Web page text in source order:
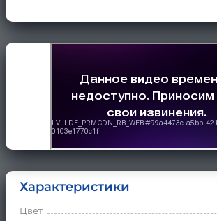
Характеристики
Цвет